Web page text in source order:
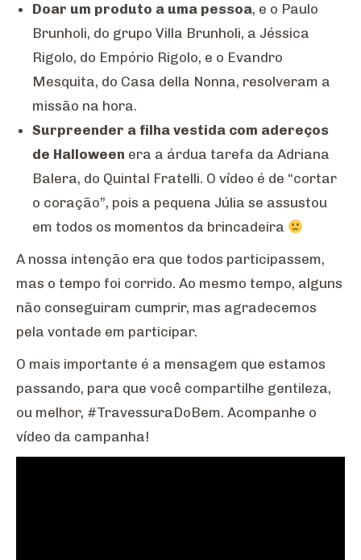
Doar um produto a uma pessoa, e o Paulo
Brunholi, do grupo Villa Brunholi, a Jéssica
Rigolo, do Empório Rigolo, e o Evandro
Mesquita, do Casa della Nonna, resolveram a
missão na hora.
Surpreender a filha vestida com adereços
de Halloween era a árdua tarefa da Adriana
Balera, do Quintal Fratelli. O vídeo é de “cortar
o coração”, pois a pequena Júlia se assustou
em todos os momentos da brincadeira
A nossa intenção era que todos participassem,
mas o tempo foi corrido. Ao mesmo tempo, alguns
não conseguiram cumprir, mas agradecemos
pela vontade em participar.
O mais importante é a mensagem que estamos
passando, para que você compartilhe gentileza,
ou melhor, #TravessuraDoBem. Acompanhe o
vídeo da campanha!